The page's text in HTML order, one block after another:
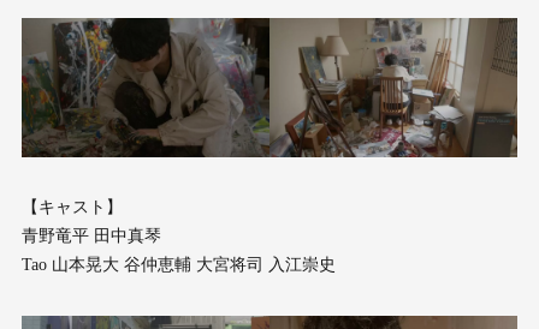
【キャスト】
青野竜平 田中真琴
Tao 山本晃大 谷仲恵輔 大宮将司 入江崇史